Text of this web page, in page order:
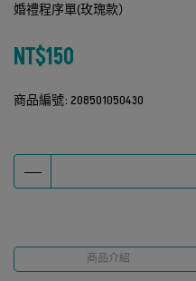
婚禮程序單(玫瑰款）
NT$150
商品編號: 208501050430
商品介紹